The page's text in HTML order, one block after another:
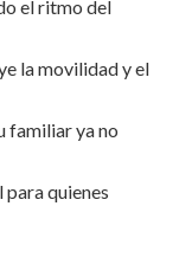
el ritmo del
la movilidad y el
familiar ya no
quienes